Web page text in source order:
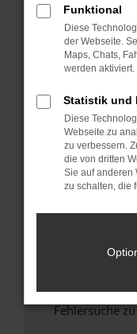
Fenster?
Starte dein
Das kann
Probleme zu
Stelle
sind.
Veraltete
führen, dass
Wende dich
hast,
versuchen,
uns diesen
Fehlersuche
Funktional
Diese
der Webseite.
Maps, Chats,
werden aktiviert.
Statistik und
Diese
Webseite zu
zu verbessern.
die von dritten
Sie auf anderen
zu schalten, die